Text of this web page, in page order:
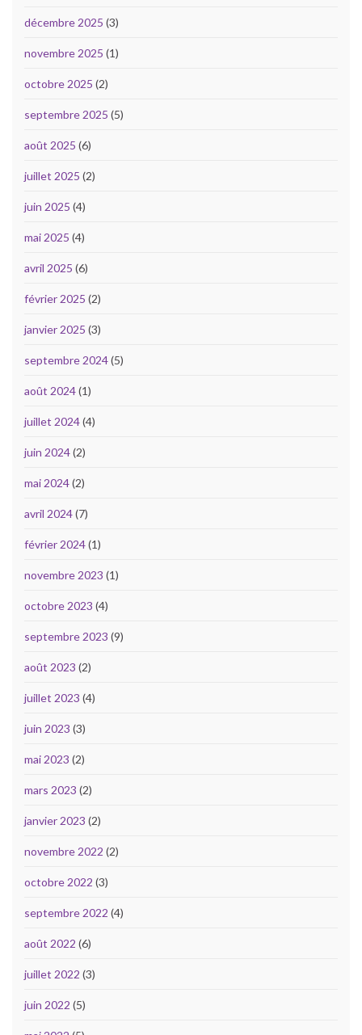
décembre 2025 (3)
novembre 2025 (1)
octobre 2025 (2)
septembre 2025 (5)
août 2025 (6)
juillet 2025 (2)
juin 2025 (4)
mai 2025 (4)
avril 2025 (6)
février 2025 (2)
janvier 2025 (3)
septembre 2024(5)
août 2024(1)
juillet 2024(4)
juin 2024(2)
mai 2024(2)
avril 2024(7)
février 2024(1)
novembre 2023 (1)
octobre 2023 (4)
septembre 2023 (9)
août 2023 (2)
juillet 2023 (4)
juin 2023 (3)
mai 2023 (2)
mars 2023 (2)
janvier 2023 (2)
novembre 2022 (2)
octobre 2022 (3)
septembre 2022 (4)
août 2022 (6)
juillet 2022 (3)
juin 2022 (5)